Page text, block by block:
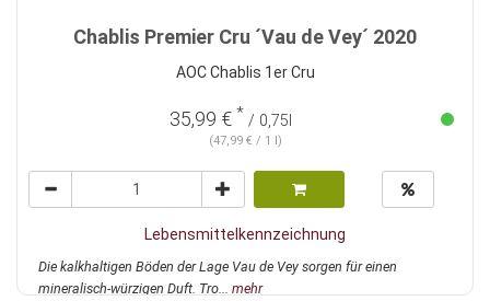
Chablis Premier Cru ´Vau de Vey´ 2020
AOC Chablis 1er Cru
35,99 € * / 0,75l
(47,99 € / 1 l)
Lebensmittelkennzeichnung
Die kalkhaltigen Böden der Lage Vau de Vey sorgen für einen
mineralisch-würzigen Duft. Tro... mehr